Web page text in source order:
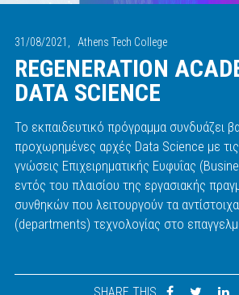
31/08/2021, Athens Tech College
REGENERATION
DATA SCIENCE
Το εκπαιδευτικό πρόγραμμα συνδυάζει
προχωρημένες αρχές Data Science με
γνώσεις Επιχειρηματικής Ευφυΐας
εντός του πλαισίου της εργασιακής
συνθηκών που λειτουργούν τα
(departments) τεχνολογίας στο
SHARE THIS